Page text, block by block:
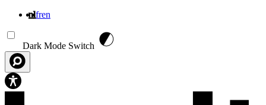
nlfren
Dark Mode Switch